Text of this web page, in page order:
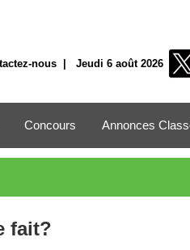
nous| Jeudi 6 août 2026
Concours Annonces
fait?